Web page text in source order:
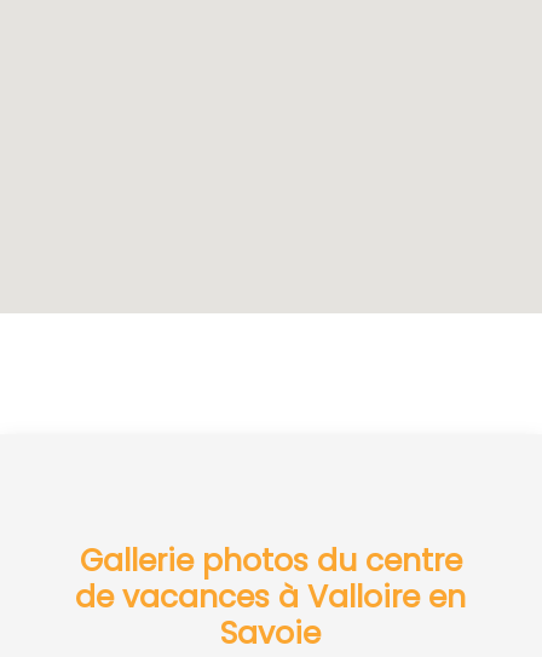
Gallerie photos du centre
de vacances à Valloire en
Savoie